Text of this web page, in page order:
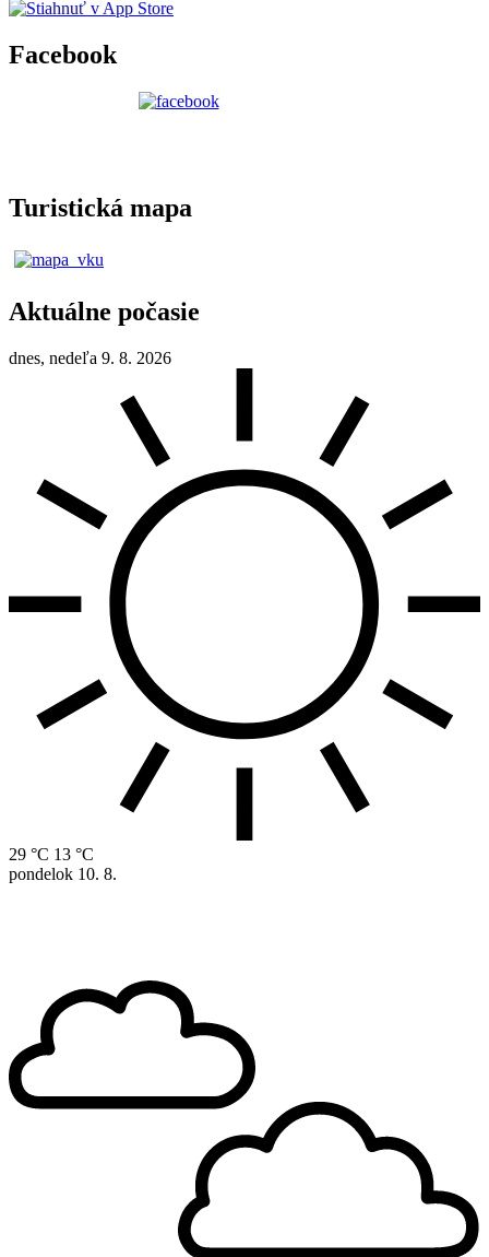
Facebook
Turistická mapa
Aktuálne počasie
dnes, nedeľa 9. 8. 2026
29 °C 13 °C
pondelok 10. 8.